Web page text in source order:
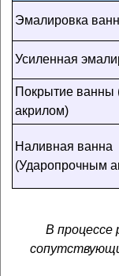
Эмалировка
Усиленная
Покрытие ванны
акрилом)
Наливная ванна
(Ударопрочным
В процессе